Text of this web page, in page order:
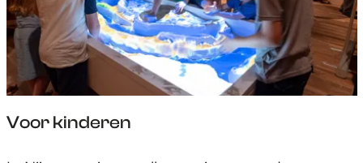
Voor kinderen